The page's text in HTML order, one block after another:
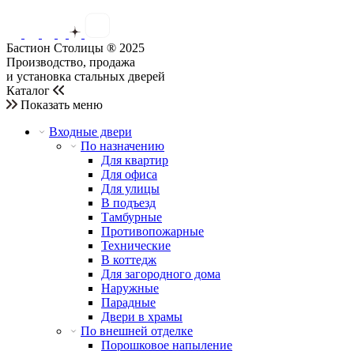
Бастион Столицы ® 2025
Производство, продажа
и установка стальных дверей
Каталог
Показать меню
Входные двери
По назначению
Для квартир
Для офиса
Для улицы
В подъезд
Тамбурные
Противопожарные
Технические
В коттедж
Для загородного дома
Наружные
Парадные
Двери в храмы
По внешней отделке
Порошковое напыление